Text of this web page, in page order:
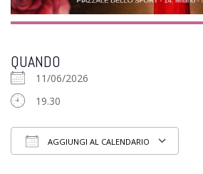
QUANDO
11/06/2026
19.30
AGGIUNGI AL CALENDARIO